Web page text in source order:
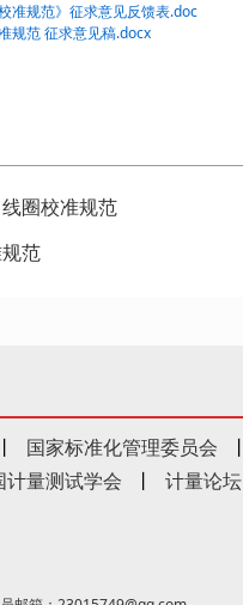
准规范》征求意见反馈表.doc
规范 征求意见稿.docx
圈校准规范
范
丨 国家标准化管理委员会 丨
计量测试学会 丨 计量论坛